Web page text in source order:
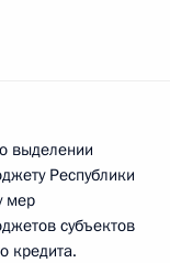
выделении
Республики
мер
субъектов
кредита.